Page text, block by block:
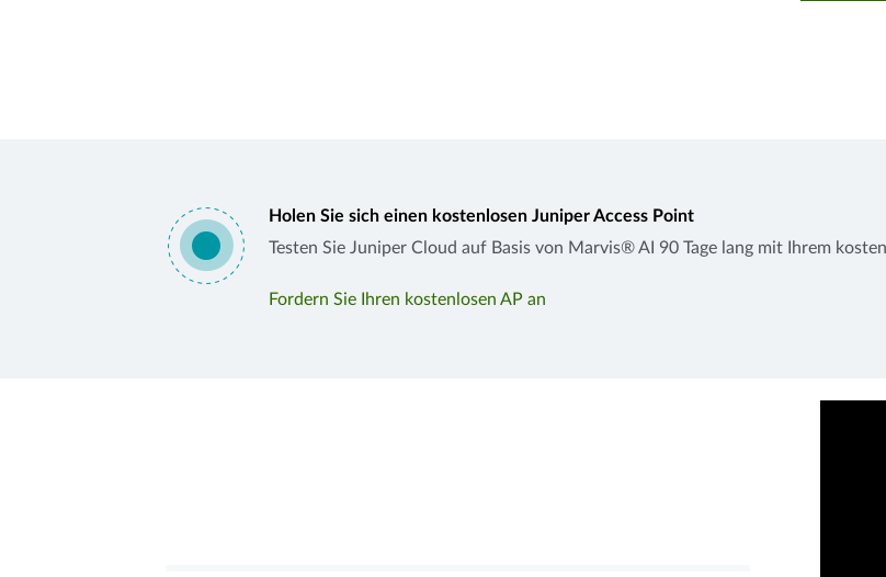
Holen Sie sich einen kostenlosen Juniper Access Point
Testen Sie Juniper Cloud auf Basis von Marvis® AI 90 Tage lang mit Ihrem
Fordern Sie Ihren kostenlosen AP an